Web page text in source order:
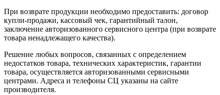
При возврате продукции необходимо предоставить: договор
купли-продажи, кассовый чек, гарантийный талон,
заключение авторизованного сервисного центра (при возврате
товара ненадлежащего качества).
Решение любых вопросов, связанных с определением
недостатков товара, технических характеристик, гарантии
товара, осуществляется авторизованными сервисными
центрами. Адреса и телефоны СЦ указаны на сайте
производителя.